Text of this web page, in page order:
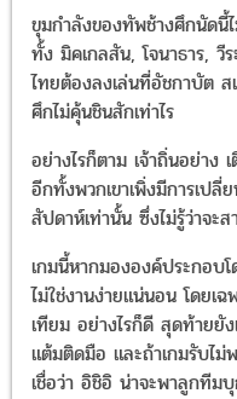
ขุมกำลังของทัพช้างศึกนัดนี้
ทั้ง มิคเกลสัน, โจนาธาร,
ไทยต้องลงเล่นที่อัชกาบัต
ศึกไม่คุ้นชินสักเท่าไร
อย่างไรก็ตาม เจ้าถิ่นอย่าง
อีกทั้งพวกเขาเพิ่งมีการเป
สัปดาห์เท่านั้น ซึ่งไม่รู้ว่าจะ
เกมนี้หากมององค์ประกอบ
ไม่ใช่งานง่ายแน่นอน โดย
เทียม อย่างไรก็ดี สุดท้ายยั
แต้มติดมือ และถ้าเกมรับไ
เชื่อว่า อิชิอิ น่าจะพาลูกทีม